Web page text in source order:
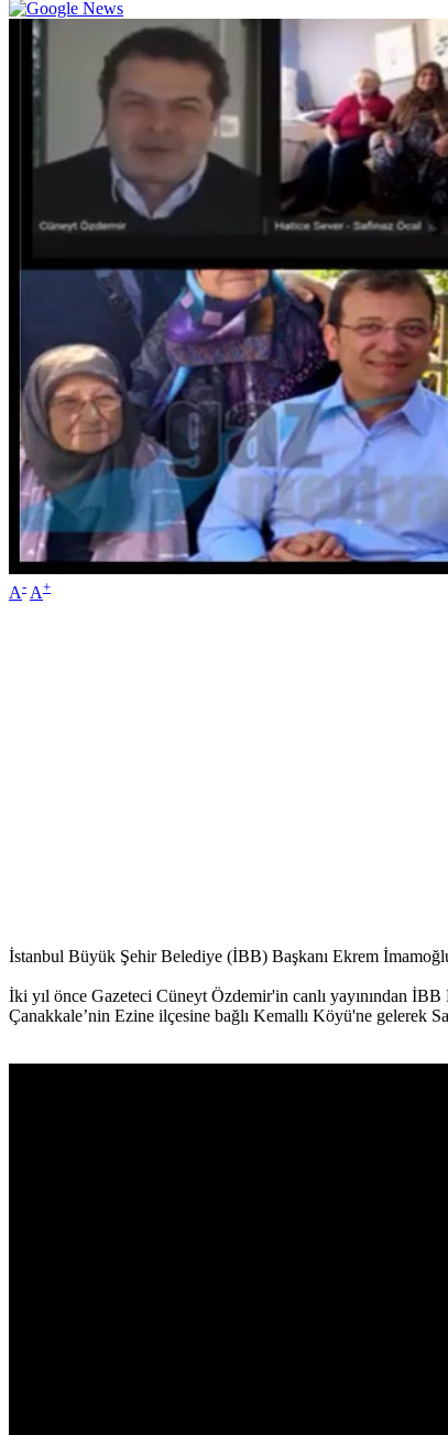
A- A+
İstanbul Büyük Şehir Belediye (İBB) Başkanı Ekrem
İki yıl önce Gazeteci Cüneyt Özdemir'in canlı yayınından
Çanakkale’nin Ezine ilçesine bağlı Kemallı Köyü'ne gelerek